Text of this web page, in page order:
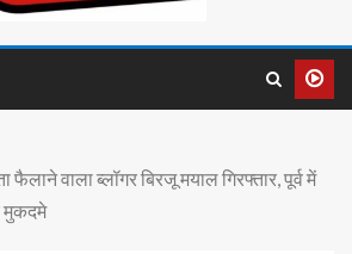
वाला ब्लॉगर बिरजू मयाल गिरफ्तार, पूर्व में
मुकदमे